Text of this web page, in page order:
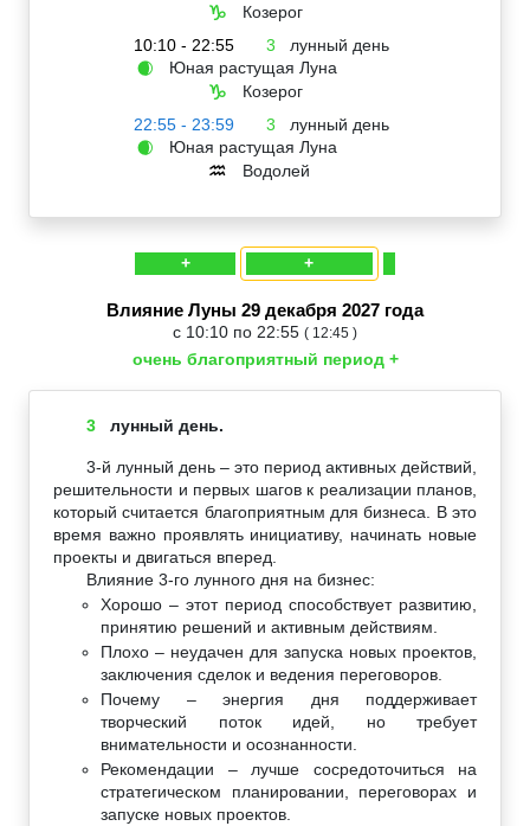
♑
Козерог
10:10 - 22:55
3 лунный день
🌒 Юная растущая Луна
♑
Козерог
22:55 - 23:59
3 лунный день
🌒 Юная растущая Луна
♒ Водолей
+ +
Влияние Луны 29 декабря 2027 года
с 10:10 по 22:55 ( 12:45 )
очень благоприятный период +
3 лунный день.
3-й лунный день – это период активных действий,
решительности и первых шагов к реализации планов,
который считается благоприятным для бизнеса. В это
время важно проявлять инициативу, начинать новые
проекты и двигаться вперед.
Влияние 3-го лунного дня на бизнес:
Хорошо – этот период способствует развитию,
принятию решений и активным действиям.
Плохо – неудачен для запуска новых проектов,
заключения сделок и ведения переговоров.
Почему – энергия дня поддерживает
творческий поток идей, но требует
внимательности и осознанности.
Рекомендации – лучше сосредоточиться на
стратегическом планировании, переговорах и
запуске новых проектов.